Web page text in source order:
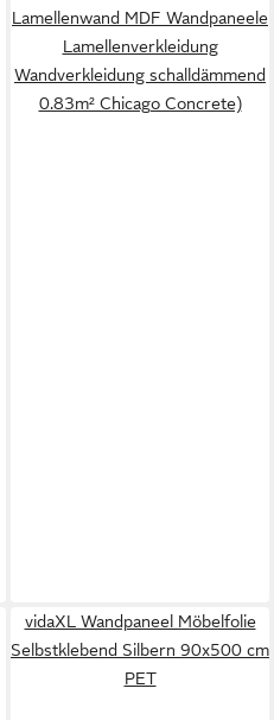
Lamellenwand MDF Wandpaneele
Lamellenverkleidung
Wandverkleidung schalldämmend
0.83m² Chicago Concrete)
vidaXL Wandpaneel Möbelfolie
Selbstklebend Silbern 90x500 cm
PET